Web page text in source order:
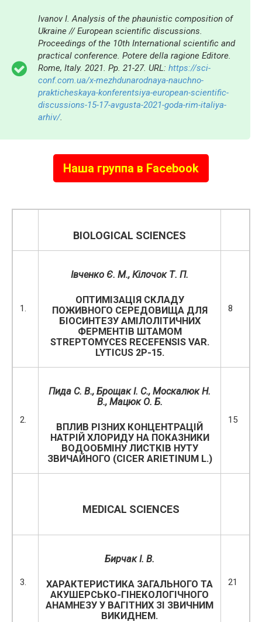
Ivanov I. Analysis of the phaunistic composition of
Ukraine // European scientific discussions.
Proceedings of the 10th International scientific and
practical conference. Potere della ragione Editore.
Rome, Italy. 2021. Pp. 21-27. URL: https://sci-
conf.com.ua/x-mezhdunarodnaya-nauchno-
prakticheskaya-konferentsiya-european-scientific-
discussions-15-17-avgusta-2021-goda-rim-italiya-
arhiv/.
Наша группа в Facebook
BIOLOGICAL SCIENCES
1.
Івченко Є. М., Кілочок Т. П.
ОПТИМІЗАЦІЯ СКЛАДУ
ПОЖИВНОГО СЕРЕДОВИЩА ДЛЯ
БІОСИНТЕЗУ АМІЛОЛІТИЧНИХ
ФЕРМЕНТІВ ШТАМОМ
STREPTOMYCES RECEFENSIS VAR.
LYTICUS 2Р-15.
8
2.
Пида С. В., Брощак І. С., Москалюк Н.
В., Мацюк О. Б.
ВПЛИВ РІЗНИХ КОНЦЕНТРАЦІЙ
НАТРІЙ ХЛОРИДУ НА ПОКАЗНИКИ
ВОДООБМІНУ ЛИСТКІВ НУТУ
ЗВИЧАЙНОГО (CICER ARIETINUM L.)
15
MEDICAL SCIENCES
3.
Бирчак І. В.
ХАРАКТЕРИСТИКА ЗАГАЛЬНОГО ТА
АКУШЕРСЬКО-ГІНЕКОЛОГІЧНОГО
АНАМНЕЗУ У ВАГІТНИХ ЗІ ЗВИЧНИМ
ВИКИДНЕМ.
21